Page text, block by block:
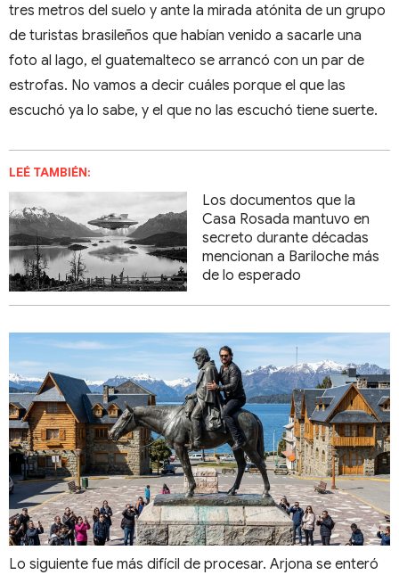
tres metros del suelo y ante la mirada atónita de un grupo
de turistas brasileños que habían venido a sacarle una
foto al lago, el guatemalteco se arrancó con un par de
estrofas. No vamos a decir cuáles porque el que las
escuchó ya lo sabe, y el que no las escuchó tiene suerte.
LEÉ TAMBIÉN:
Los documentos que la
Casa Rosada mantuvo en
secreto durante décadas
mencionan a Bariloche más
de lo esperado
Lo siguiente fue más difícil de procesar. Arjona se enteró